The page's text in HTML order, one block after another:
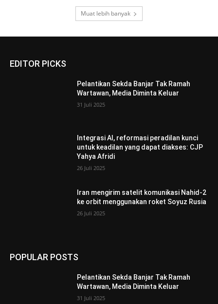
Muat lebih banyak
EDITOR PICKS
Pelantikan Sekda Banjar Tak Ramah
Wartawan, Media Diminta Keluar
31 Juli 2025
Integrasi AI, reformasi peradilan kunci
untuk keadilan yang dapat diakses: CJP
Yahya Afridi
26 Juli 2025
Iran mengirim satelit komunikasi Nahid-2
ke orbit menggunakan roket Soyuz Rusia
26 Juli 2025
POPULAR POSTS
Pelantikan Sekda Banjar Tak Ramah
Wartawan, Media Diminta Keluar
31 Juli 2025